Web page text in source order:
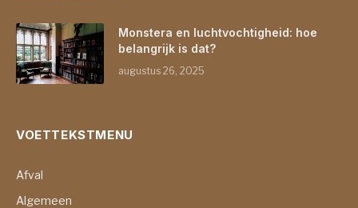
Monstera en luchtvochtigheid: hoe
belangrijk is dat?
augustus 26, 2025
VOETTEKSTMENU
Afval
Algemeen